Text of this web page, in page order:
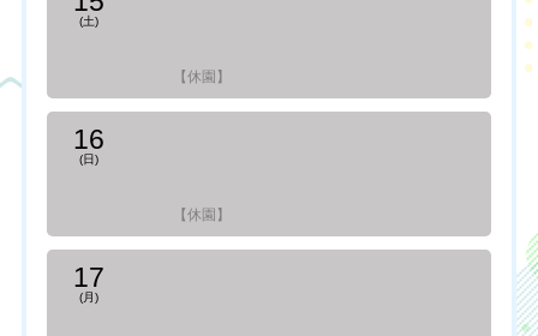
(土)
【休園】
16
(日)
【休園】
17
(月)